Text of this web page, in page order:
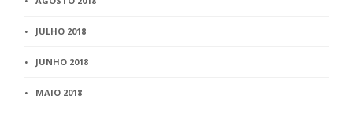
JULHO 2018
JUNHO 2018
MAIO 2018